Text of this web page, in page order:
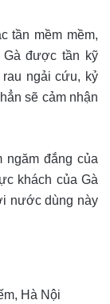
tần mềm mềm,
được tần kỹ
ngải cứu, kỷ
sẽ cảm nhận
ngăm đắng của
khách của Gà
nước dùng này
Hà Nội